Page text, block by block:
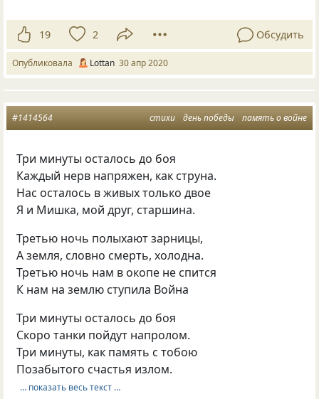
19 2 Обсудить
Опубликовала Lottan 30 апр 2020
стихи день победы память о войне
#1414564
Три минуты осталось до боя
Каждый нерв напряжен, как струна.
Нас осталось в живых только двое
Я и Мишка, мой друг, старшина.
Третью ночь полыхают зарницы,
А земля, словно смерть, холодна.
Третью ночь нам в окопе не спится
К нам на землю ступила Война
Три минуты осталось до боя
Скоро танки пойдут напролом.
Три минуты, как память с тобою
Позабытого счастья излом.
… показать весь текст …